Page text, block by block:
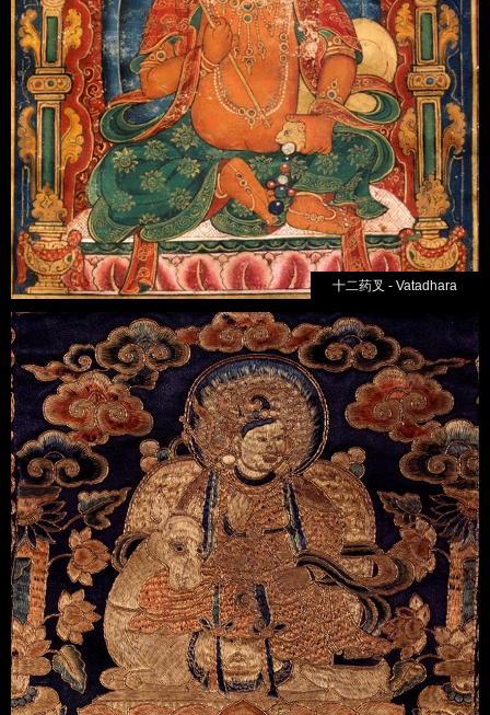
十二药叉 - Vatadhara